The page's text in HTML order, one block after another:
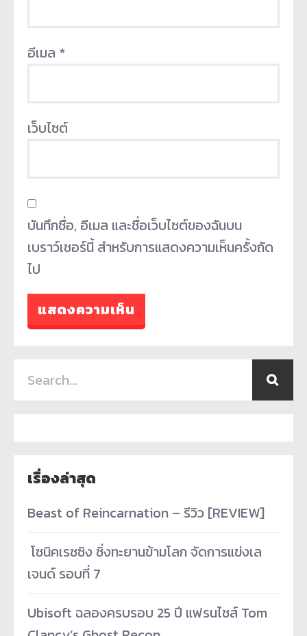
อีเมล *
เว็บไซต์
บันทึกชื่อ, อีเมล และชื่อเว็บไซต์ของฉันบน
เบราว์เซอร์นี้ สำหรับการแสดงความเห็นครั้งถัด
ไป
เรื่องล่าสุด
Beast of Reincarnation – รีวิว [REVIEW]
­ โซนิคเรซซิง ซิ่งทะยานข้ามโลก จัดการแข่งเล
เจนด์ รอบที่ 7
Ubisoft ฉลองครบรอบ 25 ปี แฟรนไชส์ Tom